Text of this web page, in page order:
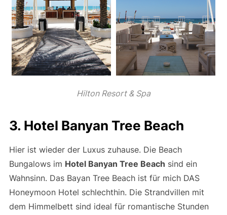
Hilton Resort & Spa
3. Hotel Banyan Tree Beach
Hier ist wieder der Luxus zuhause. Die Beach
Bungalows im Hotel Banyan Tree Beach sind ein
Wahnsinn. Das Bayan Tree Beach ist für mich DAS
Honeymoon Hotel schlechthin. Die Strandvillen mit
dem Himmelbett sind ideal für romantische Stunden